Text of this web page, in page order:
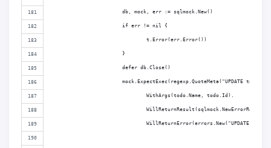
			db, mock, err := sqlmock.New()
			if err != nil {
				t.Error(err.Error())
			}
			defer db.Close()
mock.ExpectExec(regexp.QuoteMeta("UPDATE todo
				WithArgs(todo.Name, todo.Id).
WillReturnError(errors.New("UPDATE